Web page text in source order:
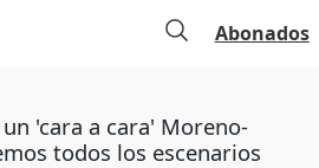
Abonados
'cara a cara' Moreno-
todos los escenarios